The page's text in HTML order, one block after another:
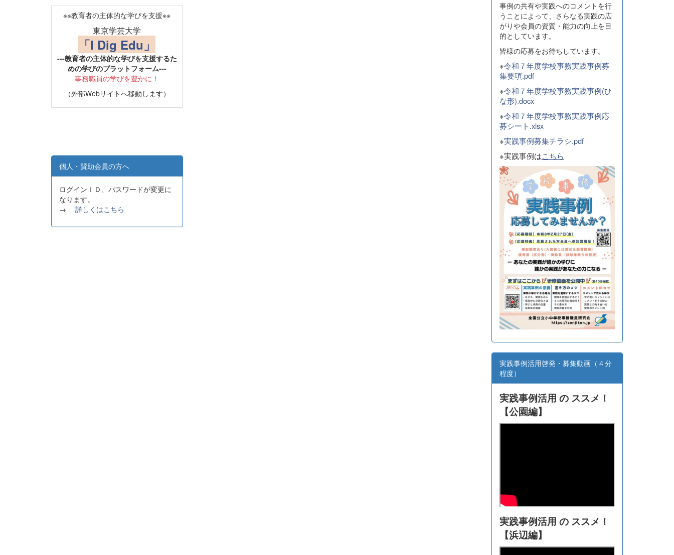
※※教育者の主体的な学びを支援※※
東京学芸大学
「I Dig Edu」
---教育者の主体的な学びを支援するた
めの学びのプラットフォーム---
事務職員の学びを豊かに！
（外部Webサイトへ移動します）
個人・賛助会員の方へ
ログインＩＤ、パスワードが変更に
なります。
→ 詳しくはこちら
事例の共有や実践へのコメントを行
うことによって、さらなる実践の広
がりや会員の資質・能力の向上を目
的としています。
皆様の応募をお待ちしています。
※令和７年度学校事務実践事例募
集要項.pdf
※令和７年度学校事務実践事例(ひ
な形).docx
※令和７年度学校事務実践事例応
募シート.xlsx
※実践事例募集チラシ.pdf
※実践事例はこちら
実践事例活用啓発・募集動画（４分
程度）
実践事例活用 の ススメ！
【公園編】
実践事例活用 の ススメ！
【浜辺編】